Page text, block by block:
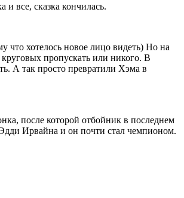
все, сказка кончилась.
что хотелось новое лицо видеть) Но на
пропускать или никого. В
А так просто превратили Хэма в
после которой отбойник в последнем
Ирвайна и он почти стал чемпионом.